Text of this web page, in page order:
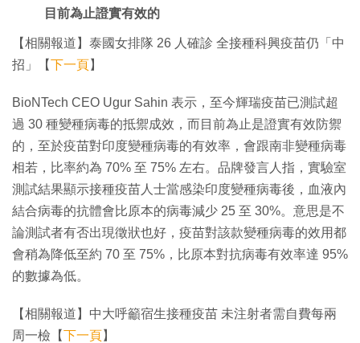
目前為止證實有效的
【相關報道】泰國女排隊 26 人確診 全接種科興疫苗仍「中
招」【下一頁】
BioNTech CEO Ugur Sahin 表示，至今輝瑞疫苗已測試超
過 30 種變種病毒的抵禦成效，而目前為止是證實有效防禦
的，至於疫苗對印度變種病毒的有效率，會跟南非變種病毒
相若，比率約為 70% 至 75% 左右。品牌發言人指，實驗室
測試結果顯示接種疫苗人士當感染印度變種病毒後，血液內
結合病毒的抗體會比原本的病毒減少 25 至 30%。意思是不
論測試者有否出現徵狀也好，疫苗對該款變種病毒的效用都
會稍為降低至約 70 至 75%，比原本對抗病毒有效率達 95%
的數據為低。
【相關報道】中大呼籲宿生接種疫苗 未注射者需自費每兩
周一檢【下一頁】